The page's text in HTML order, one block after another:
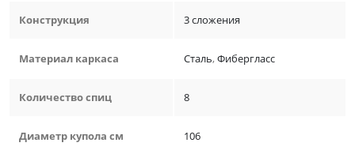
Конструкция 3 сложения
Материал каркаса Сталь,Фибергласс
Количество спиц 8
Диаметр купола см 106